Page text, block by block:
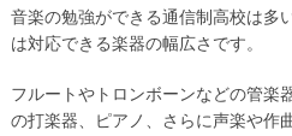
音楽の勉強ができる通信制高校は多
は対応できる楽器の幅広さです。
フルートやトロンボーンなどの管楽
の打楽器、ピアノ、さらに声楽や作